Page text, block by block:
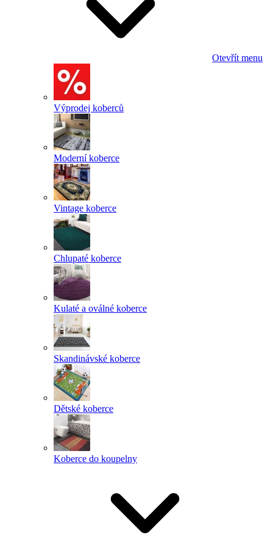
Otevřít menu
Výprodej koberců
Moderní koberce
Vintage koberce
Chlupaté koberce
Kulaté a oválné koberce
Skandinávské koberce
Dětské koberce
Koberce do koupelny